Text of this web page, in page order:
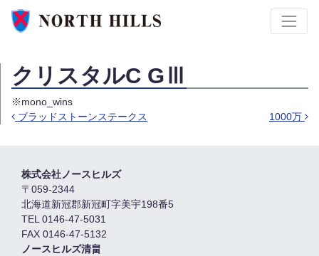
クリスタルC GⅢ
※mono_wins
ブラッドストーンステークス 1000万
株式会社ノースヒルズ
〒059-2344
北海道新冠郡新冠町字美宇198番5
TEL 0146-47-5031
FAX 0146-47-5132
ノースヒルズ清畠